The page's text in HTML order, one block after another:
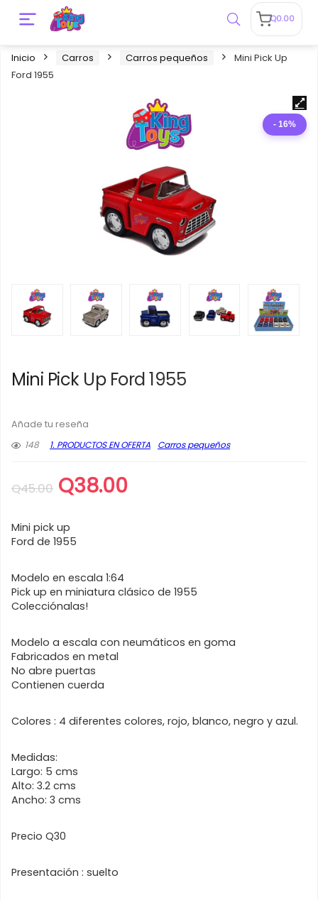
Q0.00
Inicio Carros Carros pequeños
Mini Pick Up
Ford 1955
- 16%
Mini Pick Up Ford 1955
Añade tu reseña
148
1. PRODUCTOS EN OFERTA Carros pequeños
Q45.00 El
precio
original
era:
Q38.00El
Mini pick up
Ford de 1955
Modelo en escala 1:64
Pick up en miniatura clásico de 1955
Colecciónalas!
Modelo a escala con neumáticos en goma
Fabricados en metal
No abre puertas
Contienen cuerda
Colores : 4 diferentes colores, rojo, blanco, negro y azul.
Medidas:
Largo: 5 cms
Alto: 3.2 cms
Ancho: 3 cms
Precio Q30
Presentación : suelto